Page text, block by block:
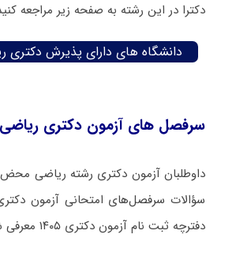
دکترا در این رشته به صفحه زیر مراجعه
دانشگاه های دارای پذیرش
سرفصل های آزمون دکتری
داوطلبان آزمون دکتری رشته ریاضی
سؤالات سرفصل‌های امتحانی آزمون
دفترچه‌ ثبت نام آزمون دکتری ۱۴۰۵ معرفی شده، پاسخ دهند.